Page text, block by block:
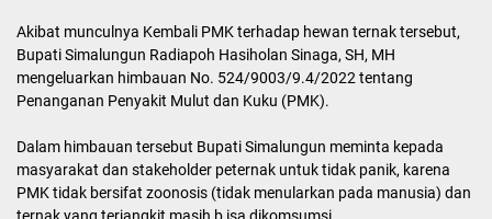
Akibat munculnya Kembali PMK terhadap hewan ternak tersebut,
Bupati Simalungun Radiapoh Hasiholan Sinaga, SH, MH
mengeluarkan himbauan No. 524/9003/9.4/2022 tentang
Penanganan Penyakit Mulut dan Kuku (PMK).
Dalam himbauan tersebut Bupati Simalungun meminta kepada
masyarakat dan stakeholder peternak untuk tidak panik, karena
PMK tidak bersifat zoonosis (tidak menularkan pada manusia) dan